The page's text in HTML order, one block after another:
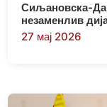
Сиљановска-
незаменлив
27 мај 2026